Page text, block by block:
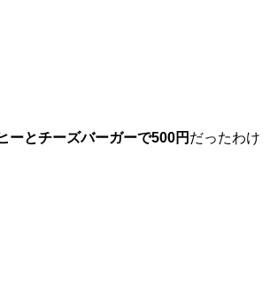
ーとチーズバーガーで500円 だったわけ